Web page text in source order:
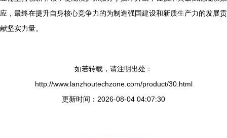
应，最终在提升自身核心竞争力的为制造强国建设和新质生产力的发展贡
献坚实力量。
如若转载，请注明出处：
http://www.lanzhoutechzone.com/product/30.html
更新时间：2026-08-04 04:07:30